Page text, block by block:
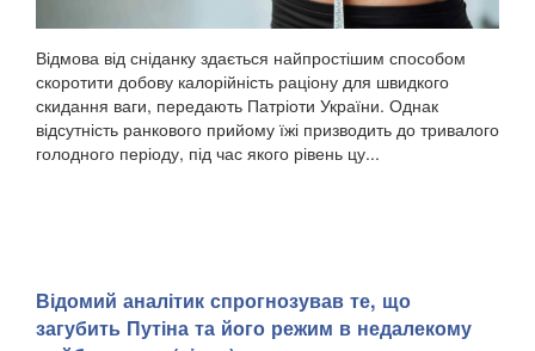
Відмова від сніданку здається найпростішим способом
скоротити добову калорійність раціону для швидкого
скидання ваги, передають Патріоти України. Однак
відсутність ранкового прийому їжі призводить до тривалого
голодного періоду, під час якого рівень цу...
​Відомий аналітик спрогнозував те, що
загубить Путіна та його режим в недалекому